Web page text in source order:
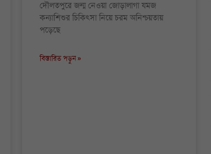
দৌলতপুরে জন্ম নেওয়া জোড়ালাগা যমজ
কন্যাশিশুর চিকিৎসা নিয়ে চরম অনিশ্চয়তায়
পড়েছে
বিস্তারিত পড়ুন »